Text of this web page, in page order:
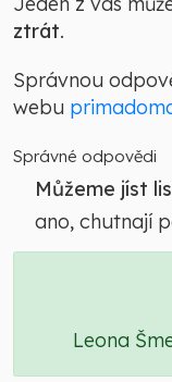
ztrát.
Správnou
webu
Správné odpovědi
Můžeme jíst
ano, chutnají
Leona